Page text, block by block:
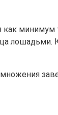
как
лошадьми.